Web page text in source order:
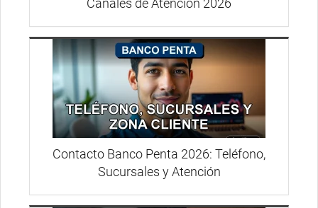
Canales de Atención 2026
Contacto Banco Penta 2026: Teléfono,
Sucursales y Atención